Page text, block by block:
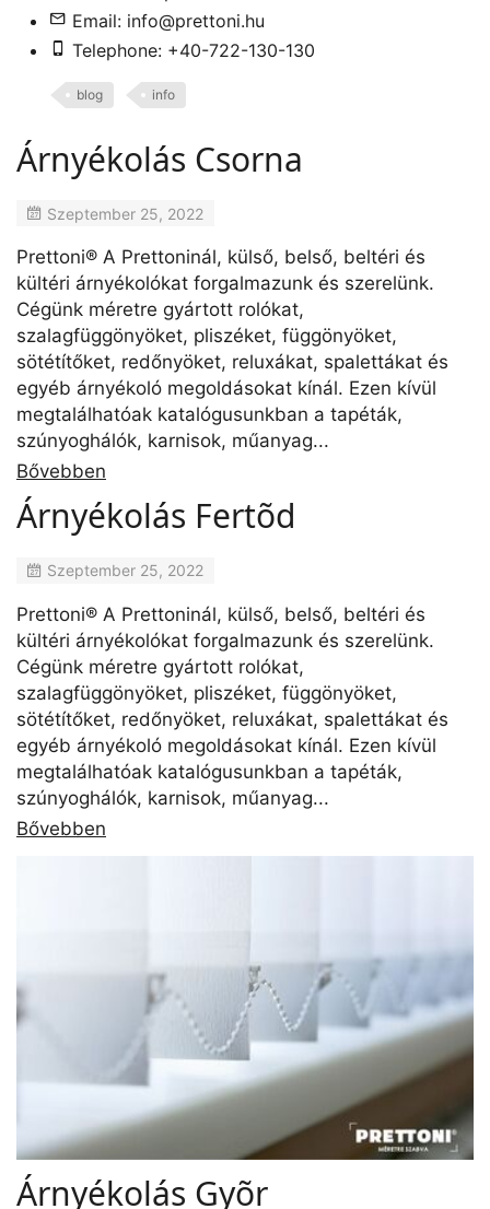
Email: info@prettoni.hu
Telephone: +40-722-130-130
blog info
Árnyékolás Csorna
Szeptember 25, 2022
Prettoni® A Prettoninál, külső, belső, beltéri és
kültéri árnyékolókat forgalmazunk és szerelünk.
Cégünk méretre gyártott rolókat,
szalagfüggönyöket, pliszéket, függönyöket,
sötétítőket, redőnyöket, reluxákat, spalettákat és
egyéb árnyékoló megoldásokat kínál. Ezen kívül
megtalálhatóak katalógusunkban a tapéták,
szúnyoghálók, karnisok, műanyag...
Bővebben
Árnyékolás Fertõd
Szeptember 25, 2022
Prettoni® A Prettoninál, külső, belső, beltéri és
kültéri árnyékolókat forgalmazunk és szerelünk.
Cégünk méretre gyártott rolókat,
szalagfüggönyöket, pliszéket, függönyöket,
sötétítőket, redőnyöket, reluxákat, spalettákat és
egyéb árnyékoló megoldásokat kínál. Ezen kívül
megtalálhatóak katalógusunkban a tapéták,
szúnyoghálók, karnisok, műanyag...
Bővebben
Árnyékolás Gyõr